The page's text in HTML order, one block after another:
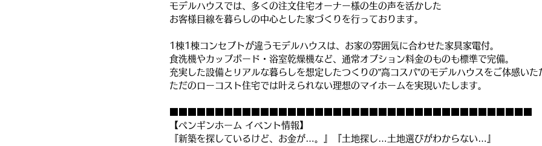
モデルハウスでは、多くの注文住宅オーナー様の生の声を活かした
お客様目線を暮らしの中心とした家づくりを行っております。
1棟1棟コンセプトが違うモデルハウスは、お家の雰囲気に合わせた家具家電付。
食洗機やカップボード・浴室乾燥機など、通常オプション料金のものも標準で完備。
充実した設備とリアルな暮らしを想定したつくりの”高コスパ”のモデルハウスをご体感いた
ただのローコスト住宅では叶えられない理想のマイホームを実現いたします。
【ペンギンホーム イベント情報】
『新築を探しているけど、お金が…。』『土地探し…土地選びがわからない…』